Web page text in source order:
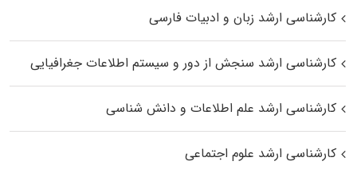
کارشناسی ارشد زبان و ادبیات فارسی
کارشناسی ارشد سنجش از دور و سیستم اطلاعات جغرافیایی
کارشناسی ارشد علم اطلاعات و دانش شناسی
کارشناسی ارشد علوم اجتماعی